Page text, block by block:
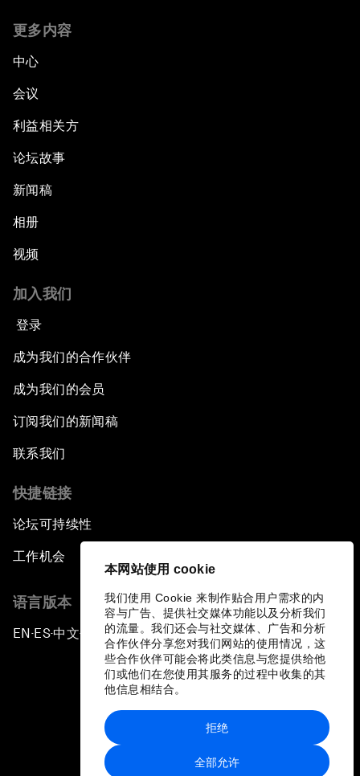
本网站使用 cookie
我们使用 Cookie 来制作贴合用户需求的内
容与广告、提供社交媒体功能以及分析我们
的流量。我们还会与社交媒体、广告和分析
合作伙伴分享您对我们网站的使用情况，这
些合作伙伴可能会将此类信息与您提供给他
们或他们在您使用其服务的过程中收集的其
他信息相结合。
全部允许
拒绝
更多内容
中心
会议
利益相关方
论坛故事
新闻稿
相册
视频
加入我们
登录
成为我们的合作伙伴
成为我们的会员
订阅我们的新闻稿
联系我们
快捷链接
论坛可持续性
工作机会
语言版本
EN ▪ES▪中文▪ 日本語
站点地图